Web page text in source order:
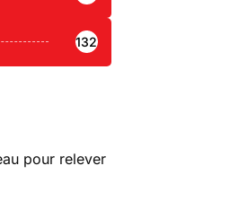
132
pour relever